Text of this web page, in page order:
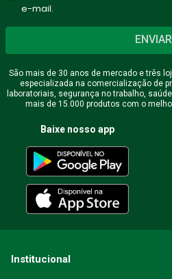
e-mail.
ENVIAR
São mais de 30 anos de mercado e três
especializada na comercialização de
laboratoriais, segurança no trabalho,
mais de 15.000 produtos com o
Baixe nosso app
Institucional